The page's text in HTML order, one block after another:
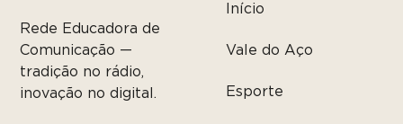
Rede Educadora de
Comunicação —
tradição no rádio,
inovação no digital.
Início
Vale do Aço
Esporte